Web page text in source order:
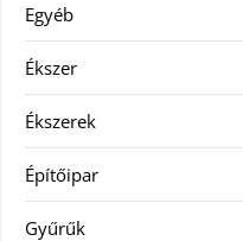
Egyéb
Ékszer
Ékszerek
Építőipar
Gyűrűk